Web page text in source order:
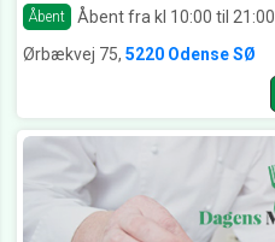
Åbent
Åbent fra kl 10:00 til 21:00
Ørbækvej 75, 5220 Odense SØ